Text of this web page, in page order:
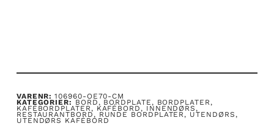
VARENR:106960-OE70-CM
KATEGORIER: BORD, BORDPLATE, BORDPLATER,
KAFÉBORDPLATER, KAFÉBORD, INNENDØRS,
RESTAURANTBORD, RUNDE BORDPLATER, UTENDØRS,
UTENDØRS KAFÉBORD